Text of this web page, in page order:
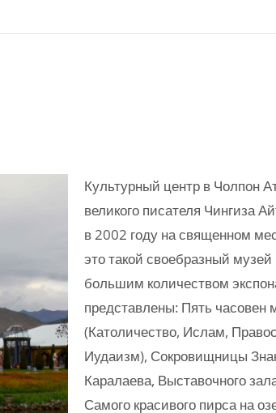
Культурный центр в Чолпон
великого писателя Чингиза
в 2002 году на священном
это такой своебразный
большим количеством
представлены: Пять
(Католичество, Ислам,
Иудаизм), Сокровищницы
Каралаева, Выставочного
Самого красивого пирса на